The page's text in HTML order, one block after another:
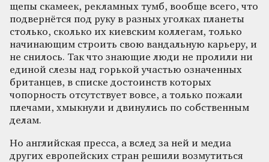
щепы скамеек, рекламных тумб, вообще всего, что
подвернётся под руку в разных уголках планеты
столько, сколько их киевским коллегам, только
начинающим строить свою вандальную карьеру, и
не снилось. Так что знающие люди не пролили ни
единой слезы над горькой участью означенных
британцев, в списке достоинств которых
чопорность отсутствует вовсе, а только пожали
плечами, хмыкнули и двинулись по собственным
делам.
Но английская пресса, а вслед за ней и медиа
других европейских стран решили возмутиться